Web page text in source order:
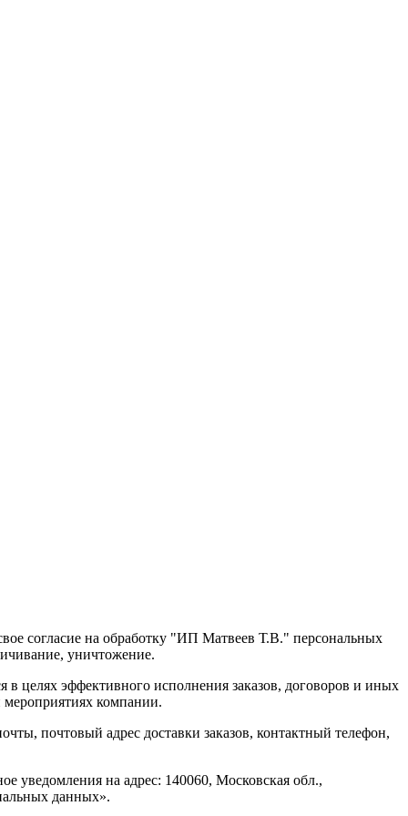
согласие на обработку "ИП Матвеев Т.В." персональных
уничтожение.
целях эффективного исполнения заказов, договоров и иных
компании.
почтовый адрес доставки заказов, контактный телефон,
уведомления на адрес: 140060, Московская обл.,
данных».